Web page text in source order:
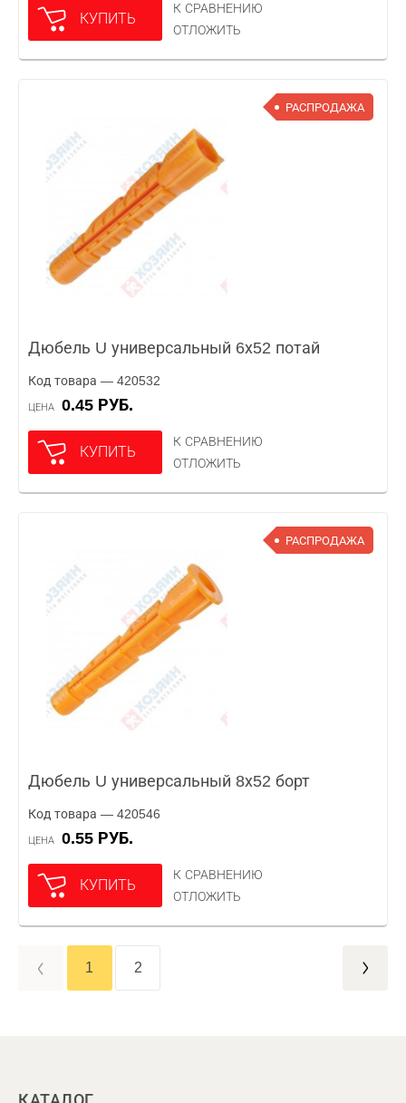
КУПИТЬ
К СРАВНЕНИЮ
ОТЛОЖИТЬ
РАСПРОДАЖА
Дюбель U универсальный 6х52 потай
Код товара — 420532
ЦЕНА 0.45 РУБ.
КУПИТЬ
К СРАВНЕНИЮ
ОТЛОЖИТЬ
РАСПРОДАЖА
Дюбель U универсальный 8х52 борт
Код товара — 420546
ЦЕНА 0.55 РУБ.
КУПИТЬ
К СРАВНЕНИЮ
ОТЛОЖИТЬ
1 2